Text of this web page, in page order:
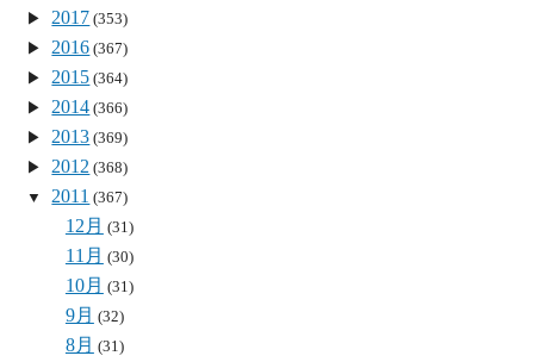
2017 (353)
2016 (367)
2015 (364)
2014 (366)
2013 (369)
2012 (368)
2011 (367)
12月 (31)
11月 (30)
10月 (31)
9月 (32)
8月 (31)